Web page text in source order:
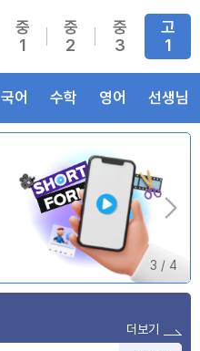
중
1
중
2
중
3
고
1
국어 수학 영어 선생님
3 / 4
더보기